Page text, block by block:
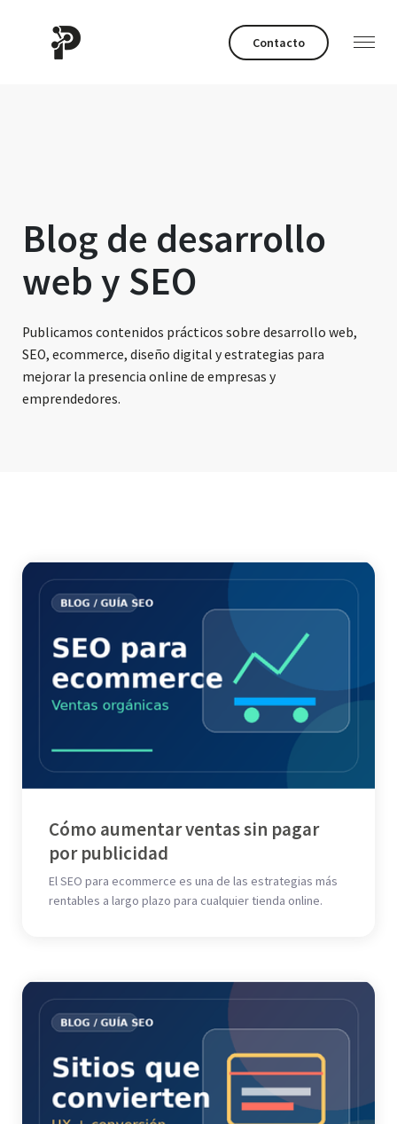
Contacto
Blog de desarrollo
web y SEO
Publicamos contenidos prácticos sobre desarrollo web,
SEO, ecommerce, diseño digital y estrategias para
mejorar la presencia online de empresas y
emprendedores.
Cómo aumentar ventas sin pagar
por publicidad
El SEO para ecommerce es una de las estrategias más
rentables a largo plazo para cualquier tienda online.